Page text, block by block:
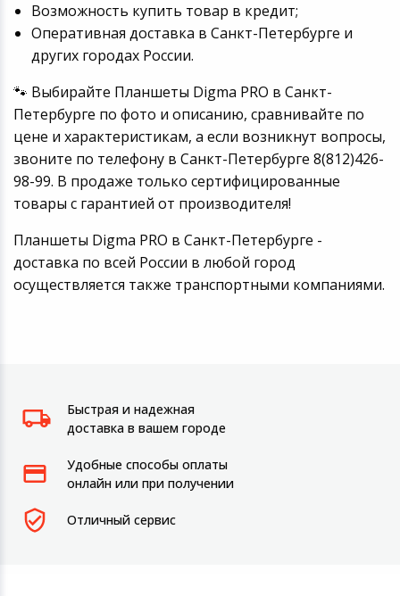
Возможность купить товар в кредит;
Оперативная доставка в Санкт-Петербурге и
других городах России.
🐾 Выбирайте Планшеты Digma PRO в Санкт-
Петербурге по фото и описанию, сравнивайте по
цене и характеристикам, а если возникнут вопросы,
звоните по телефону в Санкт-Петербурге 8(812)426-
98-99. В продаже только сертифицированные
товары с гарантией от производителя!
Планшеты Digma PRO в Санкт-Петербурге -
доставка по всей России в любой город
осуществляется также транспортными компаниями.
Быстрая и надежная
доставка в вашем городе
Удобные способы оплаты
онлайн или при получении
Отличный сервис